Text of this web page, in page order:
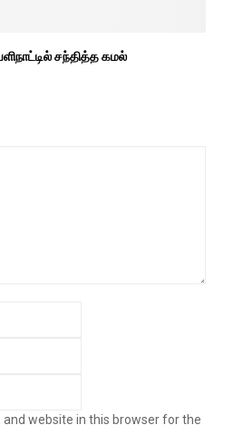
சந்தித்த கமல்
and website in this browser for the